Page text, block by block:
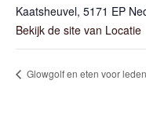
Kaatsheuvel, 5171 EP
Bekijk de site van Locatie
Glowgolf en eten voor